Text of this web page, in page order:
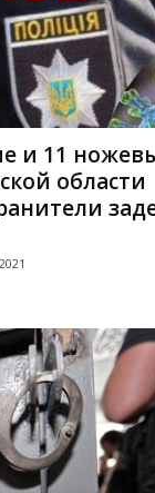
и 11
области